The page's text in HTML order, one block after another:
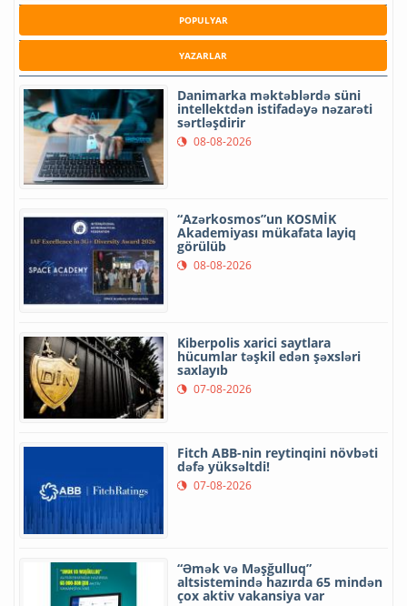
POPULYAR
YAZARLAR
Danimarka məktəblərdə süni
intellektdən istifadəyə nəzarəti
sərtləşdirir
08-08-2026
“Azərkosmos”un KOSMİK
Akademiyası mükafata layiq
görülüb
08-08-2026
Kiberpolis xarici saytlara
hücumlar təşkil edən şəxsləri
saxlayıb
07-08-2026
Fitch ABB-nin reytinqini növbəti
dəfə yüksəltdi!
07-08-2026
“Əmək və Məşğulluq”
altsistemində hazırda 65 mindən
çox aktiv vakansiya var